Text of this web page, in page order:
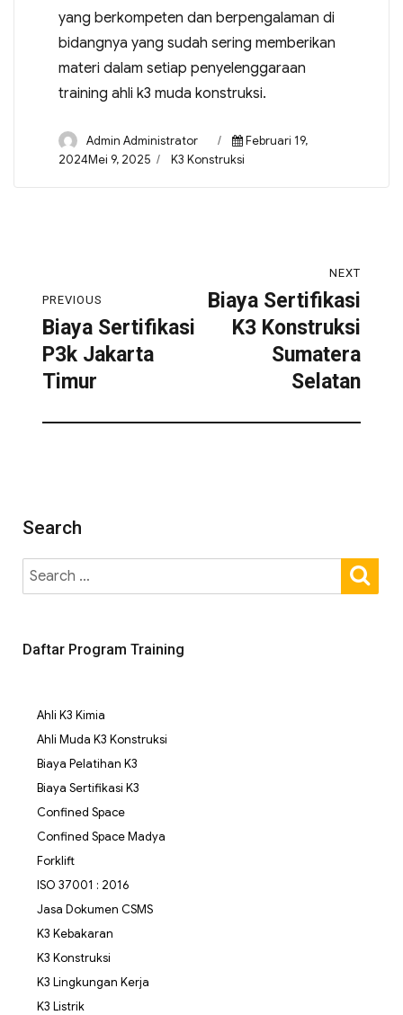
yang berkompeten dan berpengalaman di
bidangnya yang sudah sering memberikan
materi dalam setiap penyelenggaraan
training ahli k3 muda konstruksi.
Admin Administrator
Februari 19,
2024Mei 9, 2025
K3 Konstruksi
PREVIOUS
Biaya Sertifikasi
P3k Jakarta
Timur
NEXT
Biaya Sertifikasi
K3 Konstruksi
Sumatera
Selatan
Search
Daftar Program Training
Ahli K3 Kimia
Ahli Muda K3 Konstruksi
Biaya Pelatihan K3
Biaya Sertifikasi K3
Confined Space
Confined Space Madya
Forklift
ISO 37001 : 2016
Jasa Dokumen CSMS
K3 Kebakaran
K3 Konstruksi
K3 Lingkungan Kerja
K3 Listrik